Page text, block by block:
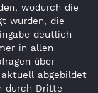
wodurch die
wurden, die
deutlich
in allen
über
abgebildet
durch Dritte